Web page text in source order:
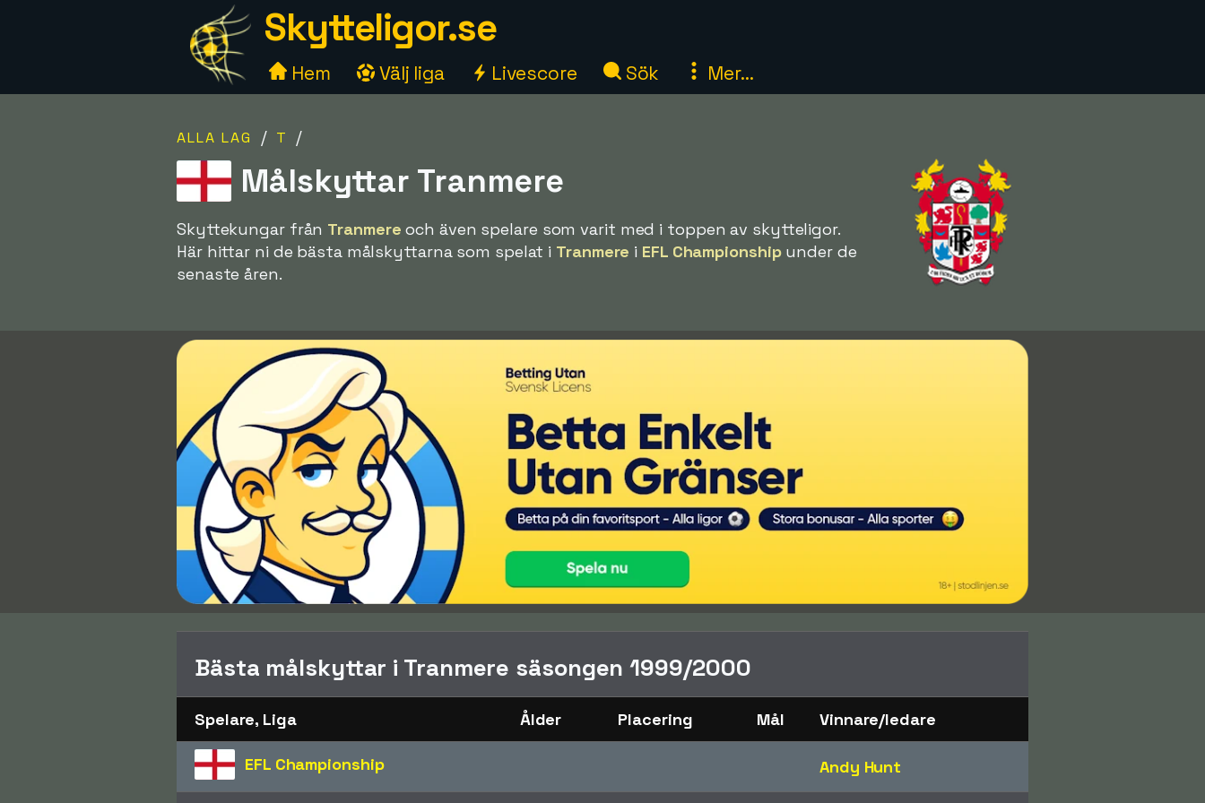
Skytteligor.se
Hem Välj liga Livescore Sök Mer...
ALLA LAG / T /
Målskyttar Tranmere
Skyttekungar från Tranmere och även spelare som varit med i toppen av skytteligor.
Här hittar ni de bästa målskyttarna som spelat i Tranmere i EFL Championshipunder de
senaste åren.
Bästa målskyttar i Tranmere säsongen 1999/2000
Spelare, Liga Ålder Placering Mål Vinnare/ledare
EFL Championship Andy Hunt